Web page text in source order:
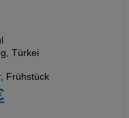
Türkei
Frühstück